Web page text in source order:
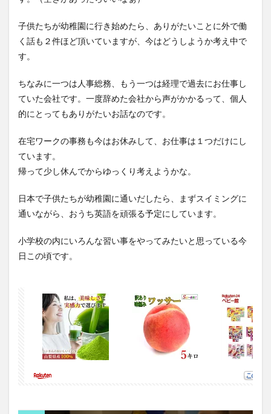
子供たちが幼稚園に行き始めたら、ありがたいことに外で働
く話も２件ほど頂いていますが、今はどうしようか考え中で
す。
ちなみに一つは人事総務、もう一つは経理で過去にお仕事し
ていた会社です。一度辞めた会社から声がかかるって、個人
的にとってもありがたいお話なのです。
在宅ワークの事務も今はお休みして、お仕事は１つだけにし
ています。
帰って少し休んでからゆっくり考えようかな。
日本で子供たちが幼稚園に通いだしたら、まずスイミングに
通いながら、おうち英語を頑張る予定にしています。
小学校の内にいろんな習い事をやってみたいと思っている今
日この頃です。